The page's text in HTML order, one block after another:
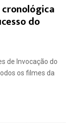
do
de Invocação do
os filmes da